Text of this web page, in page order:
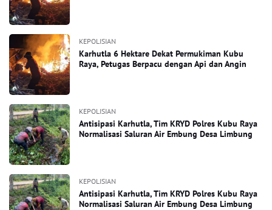
KEPOLISIAN
Karhutla 6 Hektare Dekat Permukiman Kubu
Raya, Petugas Berpacu dengan Api dan Angin
KEPOLISIAN
Antisipasi Karhutla, Tim KRYD Polres Kubu Raya
Normalisasi Saluran Air Embung Desa Limbung
KEPOLISIAN
Antisipasi Karhutla, Tim KRYD Polres Kubu Raya
Normalisasi Saluran Air Embung Desa Limbung